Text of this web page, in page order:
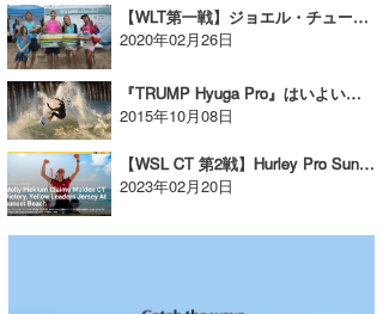
【WLT第一戦】ジョエル・チューダーとケリス・カリオパアが優勝！
2020年02月26日
『TRUMP Hyuga Pro』はいよいよ10/9(金)からスタンバイ！
2015年10月08日
【WSL CT 第2戦】Hurley Pro Sunset Beachが終了！
2023年02月20日